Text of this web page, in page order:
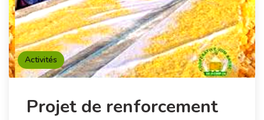
Projet de renforcement
Activités